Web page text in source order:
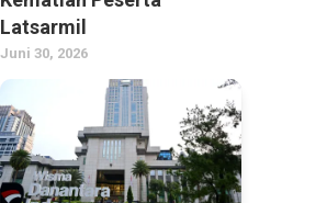
Latsarmil
Juni 30, 2026